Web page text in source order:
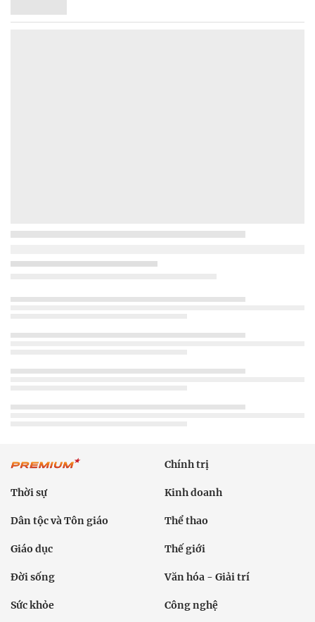
Chính trị
Thời sự Kinh doanh
Dân tộc và Tôn giáo Thể thao
Giáo dục Thế giới
Đời sống Văn hóa - Giải trí
Sức khỏe Công nghệ